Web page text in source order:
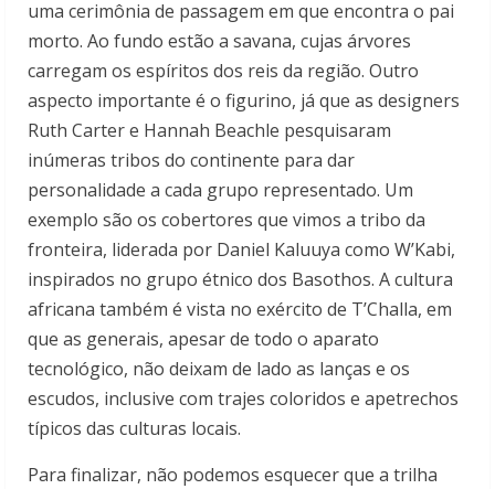
uma cerimônia de passagem em que encontra o pai
morto. Ao fundo estão a savana, cujas árvores
carregam os espíritos dos reis da região. Outro
aspecto importante é o figurino, já que as designers
Ruth Carter e Hannah Beachle pesquisaram
inúmeras tribos do continente para dar
personalidade a cada grupo representado. Um
exemplo são os cobertores que vimos a tribo da
fronteira, liderada por Daniel Kaluuya como W’Kabi,
inspirados no grupo étnico dos Basothos. A cultura
africana também é vista no exército de T’Challa, em
que as generais, apesar de todo o aparato
tecnológico, não deixam de lado as lanças e os
escudos, inclusive com trajes coloridos e apetrechos
típicos das culturas locais.
Para finalizar, não podemos esquecer que a trilha